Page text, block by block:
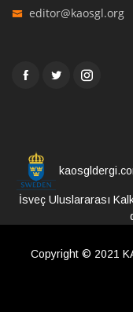
editor@kaosgl.org
İsveç Uluslararası
Copyright © 2021